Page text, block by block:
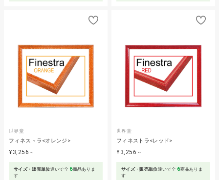
世界堂
フィネストラ<オレンジ>
¥3,256 ～
サイズ・販売単位違いで全 6商品ありま
す
世界堂
フィネストラ<レッド>
¥3,256 ～
サイズ・販売単位違いで全 6商品ありま
す